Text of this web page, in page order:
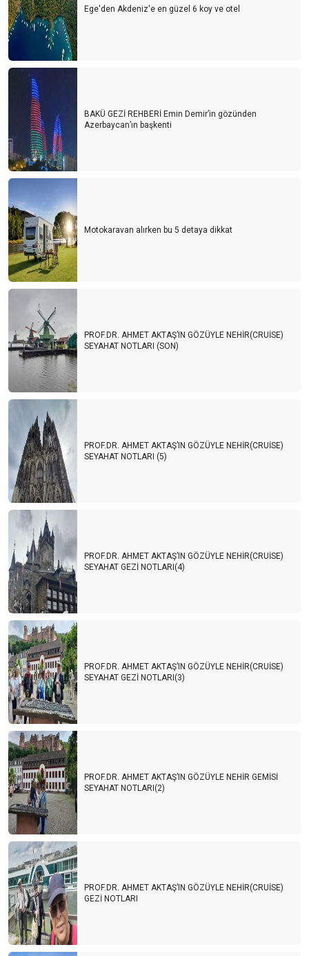
Ege'den Akdeniz'e en güzel 6 koy ve otel
BAKÜ GEZİ REHBERİ Emin Demir’in gözünden
Azerbaycan’ın başkenti
Motokaravan alırken bu 5 detaya dikkat
PROF.DR. AHMET AKTAŞ’IN GÖZÜYLE NEHİR(CRUİSE)
SEYAHAT NOTLARI (SON)
PROF.DR. AHMET AKTAŞ’IN GÖZÜYLE NEHİR(CRUİSE)
SEYAHAT NOTLARI (5)
PROF.DR. AHMET AKTAŞ’IN GÖZÜYLE NEHİR(CRUİSE)
SEYAHAT GEZİ NOTLARI(4)
PROF.DR. AHMET AKTAŞ’IN GÖZÜYLE NEHİR(CRUİSE)
SEYAHAT GEZİ NOTLARI(3)
PROF.DR. AHMET AKTAŞ’IN GÖZÜYLE NEHİR GEMİSİ
SEYAHAT NOTLARI(2)
PROF.DR. AHMET AKTAŞ’IN GÖZÜYLE NEHİR(CRUİSE)
GEZİ NOTLARI